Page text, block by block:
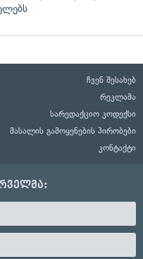
ჩვენ შესახებ
რეკლამა
სარედაქციო კოდექსი
მასალის გამოყენების პირობები
კონტაქტი